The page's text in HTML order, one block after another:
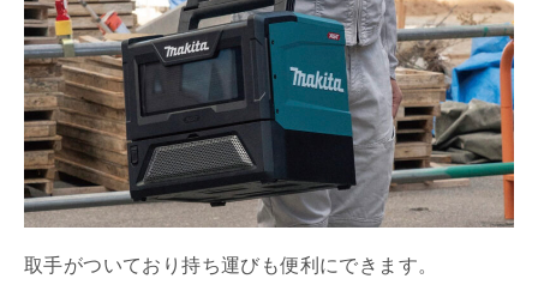
取手がついており持ち運びも便利にできます。